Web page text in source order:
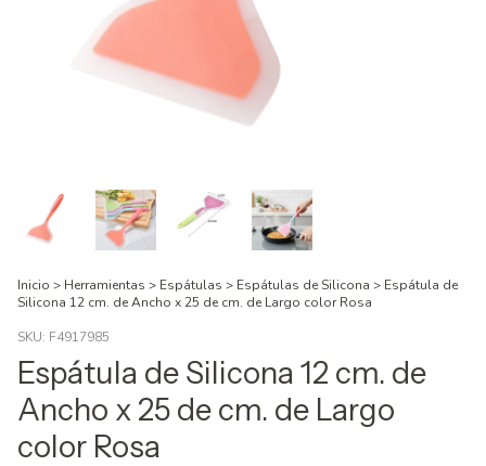
Inicio > Herramientas > Espátulas > Espátulas de Silicona > Espátula de
Silicona 12 cm. de Ancho x 25 de cm. de Largo color Rosa
SKU: F4917985
Espátula de Silicona 12 cm. de
Ancho x 25 de cm. de Largo
color Rosa